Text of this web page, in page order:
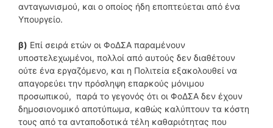
ανταγωνισμού, και ο οποίος ήδη εποπτεύεται από ένα
Υπουργείο.
β) Επί σειρά ετών οι ΦοΔΣΑ παραμένουν
υποστελεχωμένοι, πολλοί από αυτούς δεν διαθέτουν
ούτε ένα εργαζόμενο, και η Πολιτεία εξακολουθεί να
απαγορεύει την πρόσληψη επαρκούς μόνιμου
προσωπικού, παρά το γεγονός ότι οι ΦοΔΣΑ δεν έχουν
δημοσιονομικό αποτύπωμα, καθώς καλύπτουν τα κόστη
τους από τα ανταποδοτικά τέλη καθαριότητας που